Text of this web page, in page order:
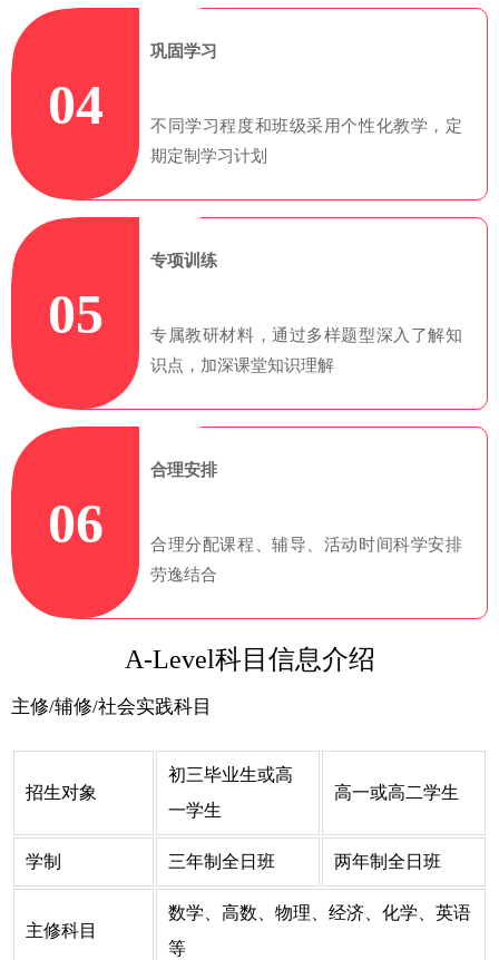
04
巩固学习
不同学习程度和班级采用个性化教学，定
期定制学习计划
05
专项训练
专属教研材料，通过多样题型深入了解知
识点，加深课堂知识理解
06
合理安排
合理分配课程、辅导、活动时间科学安排
劳逸结合
A-Level科目信息介绍
主修/辅修/社会实践科目
招生对象
初三毕业生或高
一学生
高一或高二学生
学制 三年制全日班 两年制全日班
主修科目
数学、高数、物理、经济、化学、英语
等